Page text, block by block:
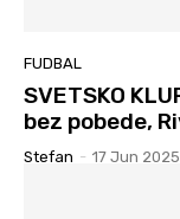
FUDBAL
SVETSKO
bez pobede,
Stefan - 17 Jun